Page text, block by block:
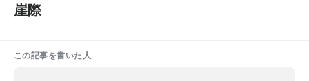
崖際
この記事を書いた人